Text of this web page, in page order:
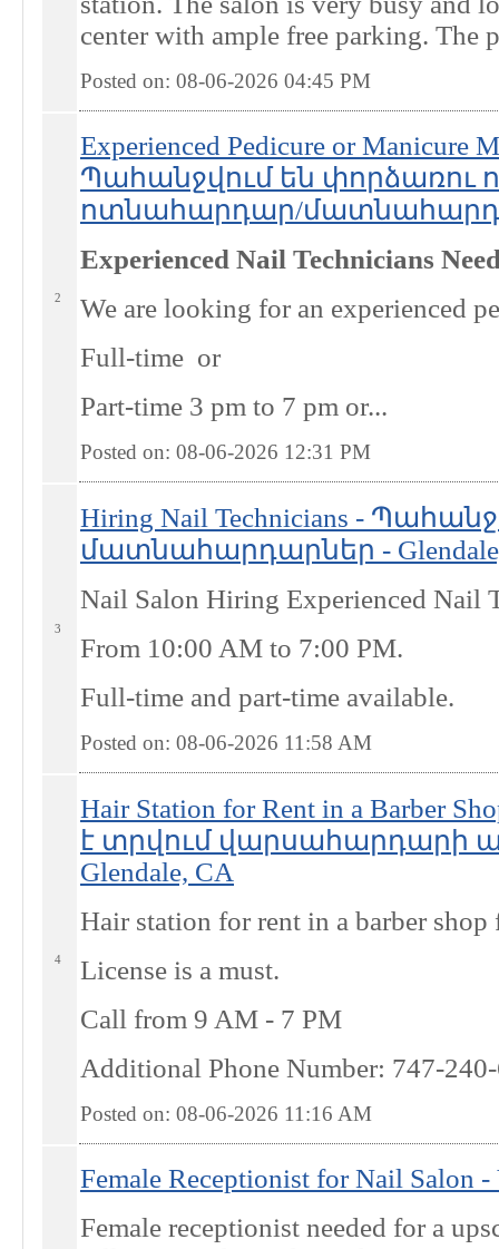
center with ample free parking. The
Posted on: 08-06-2026 04:45 PM
2
Experienced Pedicure or Manicure
Պահանջվում են
ոտնահարդար/մատնահարդար
Experienced Nail Technicians
We are looking for an experienced
Full-time or
Part-time 3 pm to 7 pm or...
Posted on: 08-06-2026 12:31 PM
3
Hiring Nail Technicians -
մատնահարդարներ -
Nail Salon Hiring Experienced Nail
From 10:00 AM to 7:00 PM.
Full-time and part-time available.
Posted on: 08-06-2026 11:58 AM
4
Hair Station for Rent in a Barber
է տրվում վարսահարդարի
Glendale, CA
Hair station for rent in a barber
License is a must.
Call from 9 AM - 7 PM
Additional Phone Number: 747-
Posted on: 08-06-2026 11:16 AM
Female Receptionist for Nail Salon
Female receptionist needed for a